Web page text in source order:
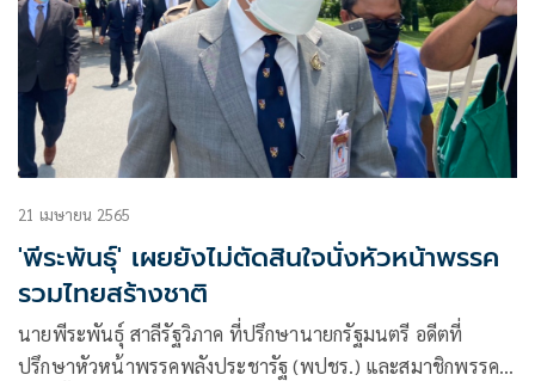
21 เมษายน 2565
'พีระพันธุ์' เผยยังไม่ตัดสินใจนั่งหัวหน้าพรรค
รวมไทยสร้างชาติ
นายพีระพันธุ์ สาลีรัฐวิภาค ที่ปรึกษานายกรัฐมนตรี อดีตที่
ปรึกษาหัวหน้าพรรคพลังประชารัฐ (พปชร.) และสมาชิกพรรคฯ